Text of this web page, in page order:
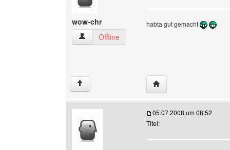
wow-chr
wow-chr Benutzer-Profile anzeigen
Offline
habta gut gemacht
↑ Website dieses
05.07.2008 um 08:52
Titel: